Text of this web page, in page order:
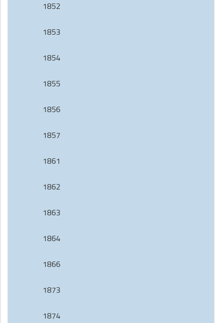
1852
1853
1854
1855
1856
1857
1861
1862
1863
1864
1866
1873
1874